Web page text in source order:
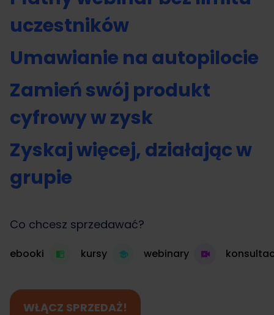
uczestników
Umawianie na autopilocie
Zamień swój produkt
cyfrowy w zysk
Zyskaj więcej, działając w
grupie
Co chcesz sprzedawać?
ebooki kursy webinary
WŁĄCZ SPRZEDAŻ!